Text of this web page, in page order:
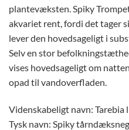
plantevæksten. Spiky
akvariet rent, fordi det tager
lever den hovedsageligt i
Selv en stor
vises hovedsageligt om
opad til vandoverfladen.
Videnskabeligt navn: Tarebia
Tysk navn: Spiky